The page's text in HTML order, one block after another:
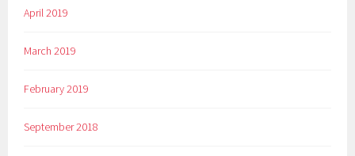
April 2019
March 2019
February 2019
September 2018